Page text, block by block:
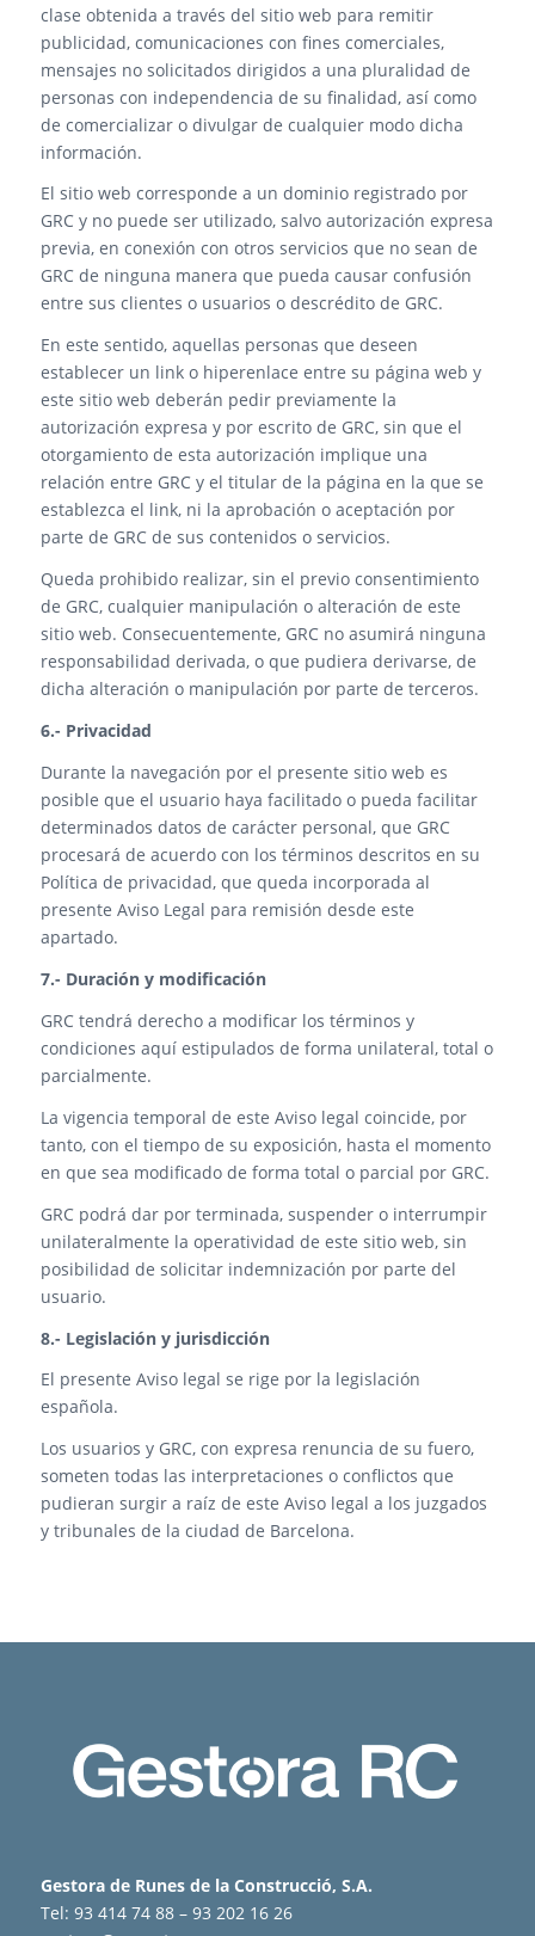
clase obtenida a través del sitio web para remitir
publicidad, comunicaciones con fines comerciales,
mensajes no solicitados dirigidos a una pluralidad de
personas con independencia de su finalidad, así como
de comercializar o divulgar de cualquier modo dicha
información.
El sitio web corresponde a un dominio registrado por
GRC y no puede ser utilizado, salvo autorización expresa
previa, en conexión con otros servicios que no sean de
GRC de ninguna manera que pueda causar confusión
entre sus clientes o usuarios o descrédito de GRC.
En este sentido, aquellas personas que deseen
establecer un link o hiperenlace entre su página web y
este sitio web deberán pedir previamente la
autorización expresa y por escrito de GRC, sin que el
otorgamiento de esta autorización implique una
relación entre GRC y el titular de la página en la que se
establezca el link, ni la aprobación o aceptación por
parte de GRC de sus contenidos o servicios.
Queda prohibido realizar, sin el previo consentimiento
de GRC, cualquier manipulación o alteración de este
sitio web. Consecuentemente, GRC no asumirá ninguna
responsabilidad derivada, o que pudiera derivarse, de
dicha alteración o manipulación por parte de terceros.
6.- Privacidad
Durante la navegación por el presente sitio web es
posible que el usuario haya facilitado o pueda facilitar
determinados datos de carácter personal, que GRC
procesará de acuerdo con los términos descritos en su
Política de privacidad, que queda incorporada al
presente Aviso Legal para remisión desde este
apartado.
7.- Duración y modificación
GRC tendrá derecho a modificar los términos y
condiciones aquí estipulados de forma unilateral, total o
parcialmente.
La vigencia temporal de este Aviso legal coincide, por
tanto, con el tiempo de su exposición, hasta el momento
en que sea modificado de forma total o parcial por GRC.
GRC podrá dar por terminada, suspender o interrumpir
unilateralmente la operatividad de este sitio web, sin
posibilidad de solicitar indemnización por parte del
usuario.
8.- Legislación y jurisdicción
El presente Aviso legal se rige por la legislación
española.
Los usuarios y GRC, con expresa renuncia de su fuero,
someten todas las interpretaciones o conflictos que
pudieran surgir a raíz de este Aviso legal a los juzgados
y tribunales de la ciudad de Barcelona.
Gestora de Runes de la Construcció, S.A.
Tel: 93 414 74 88 – 93 202 16 26